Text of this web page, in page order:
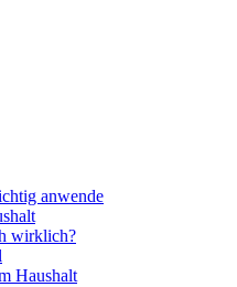
anwende
wirklich?
Haushalt